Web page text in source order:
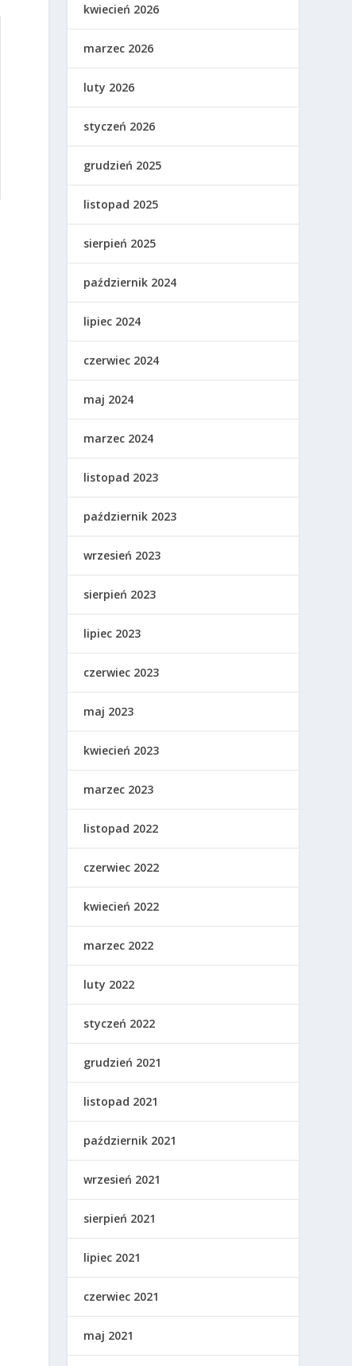
kwiecień 2026
marzec 2026
luty 2026
styczeń 2026
grudzień 2025
listopad 2025
sierpień 2025
październik 2024
lipiec 2024
czerwiec 2024
maj 2024
marzec 2024
listopad 2023
październik 2023
wrzesień 2023
sierpień 2023
lipiec 2023
czerwiec 2023
maj 2023
kwiecień 2023
marzec 2023
listopad 2022
czerwiec 2022
kwiecień 2022
marzec 2022
luty 2022
styczeń 2022
grudzień 2021
listopad 2021
październik 2021
wrzesień 2021
sierpień 2021
lipiec 2021
czerwiec 2021
maj 2021